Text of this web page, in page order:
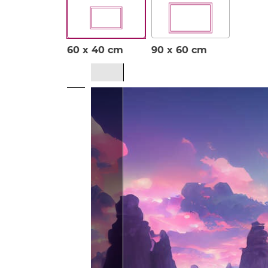
60 x 40 cm 90 x 60 cm